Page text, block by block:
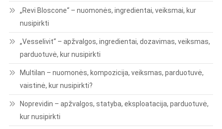
„Revi Bloscone“ – nuomonės, ingredientai, veiksmai, kur
nusipirkti
„Vesselivit“ – apžvalgos, ingredientai, dozavimas, veiksmas,
parduotuvė, kur nusipirkti
Multilan – nuomonės, kompozicija, veiksmas, parduotuvė,
vaistinė, kur nusipirkti?
Noprevidin – apžvalgos, statyba, eksploatacija, parduotuvė,
kur nusipirkti